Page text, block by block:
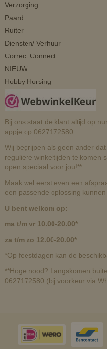
Verzorging
Paard
Ruiter
Diensten/ Verhuur
Correct Connect
NIEUW
Hobby Horsing
Bij ons staat de klant altijd op
appje op 0627172580
Wij begrijpen als geen ander
reguliere winkeltijden te komen
open speciaal voor jou!**
Maak wel eerst even een
een passende oplossing kunnen
U bent welkom op:
ma t/m vr 10.00-20.00*
za t/m zo 12.00-20.00*
*Op feestdagen kan de
**Hoge nood? Langskomen
0627172580 (bij voorkeur via